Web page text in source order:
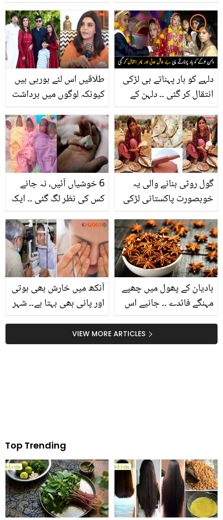
کرنے کیلیئے نادیہ حسین نے
کون سا طریقہ بتایا جسے
جان کر خواتین کی ہو بڑی
مشکل آسان
ہیں۔۔ ذیشان کی سدرہ سے
نازیبا حرکات ! معاشرے کی
تلخ حقیقت کھول کر رکھ
دی
طلاقیں اس لئے ہورہی ہیں
کیونکہ لوگوں میں برداشت
کے سوشل میڈیا پر اپنا
مذاق بننے اور شادی شدہ
زندگی سے متعلق چند
انکشافات
دلہے کو ہار پہناتے ہی لڑکی
انتقال کر گئی ۔۔ دلہن کے
کیوں چھوٹی بیٹی کو دلہے
کے ساتھ رخصت کر دیا؟
6 خوشیاں آئیں، نہ جانے
کس کی نظر لگ گئی ۔۔ ایک
بچے فوت ہوگئے، مگر
کیسے؟
گول روٹی بنانے والی یہ
خوبصورت پاکستانی لڑکی
ہوئی؟ دیکھئے
آنکھ میں خارش بھی ہوتی
اور پانی بھی بہتا ہے۔۔ شہر
سے پھیلنے والا مرض کیا
ہے؟ ڈاکٹروں نے ہدایات
بادیان کے پھول میں چھپے
مہنگے فائدے ۔۔ جانیے اس
کے استعمال کے بعد آپ کے
بھی ہزاروں روپے بچ سکتے
VIEW MORE ARTICLES
Top Trending